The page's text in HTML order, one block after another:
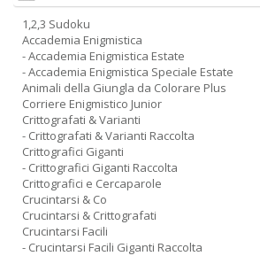
1,2,3 Sudoku
Accademia Enigmistica
- Accademia Enigmistica Estate
- Accademia Enigmistica Speciale Estate
Animali della Giungla da Colorare Plus
Corriere Enigmistico Junior
Crittografati & Varianti
- Crittografati & Varianti Raccolta
Crittografici Giganti
- Crittografici Giganti Raccolta
Crittografici e Cercaparole
Crucintarsi & Co
Crucintarsi & Crittografati
Crucintarsi Facili
- Crucintarsi Facili Giganti Raccolta